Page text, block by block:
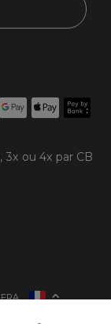
3x ou 4x par CB
FRA